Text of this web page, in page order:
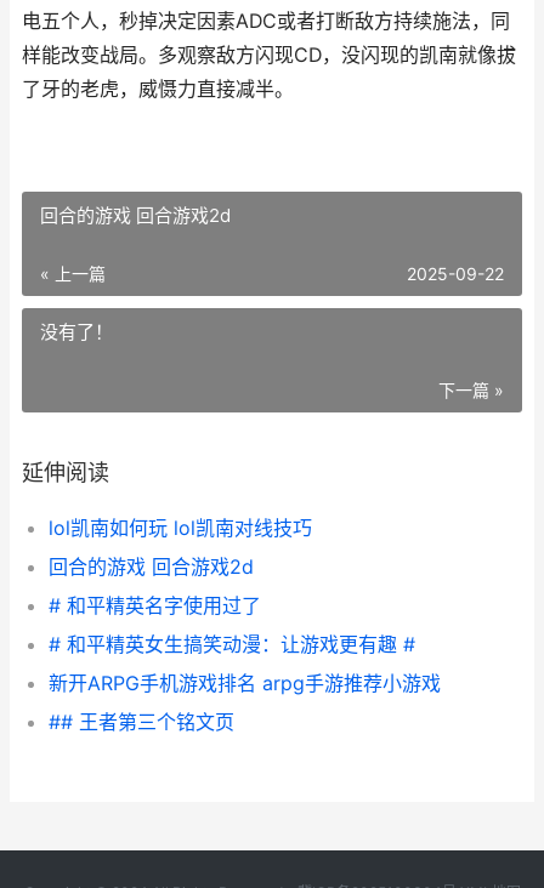
电五个人，秒掉决定因素ADC或者打断敌方持续施法，同
样能改变战局。多观察敌方闪现CD，没闪现的凯南就像拔
了牙的老虎，威慑力直接减半。
回合的游戏 回合游戏2d
« 上一篇 2025-09-22
没有了！
下一篇 »
延伸阅读
lol凯南如何玩 lol凯南对线技巧
回合的游戏 回合游戏2d
# 和平精英名字使用过了
# 和平精英女生搞笑动漫：让游戏更有趣 #
新开ARPG手机游戏排名 arpg手游推荐小游戏
## 王者第三个铭文页